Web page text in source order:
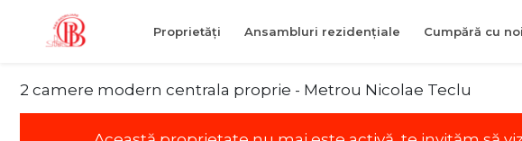
Proprietăți Ansambluri rezidențiale Cumpără cu noi
2 camere modern centrala proprie - Metrou Nicolae Teclu